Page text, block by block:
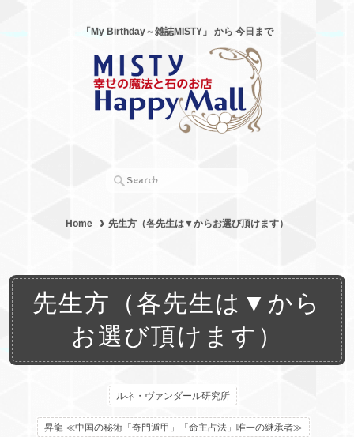
「My Birthday～雑誌MISTY」 から 今日まで
Home 先生方（各先生は▼からお選び頂けます）
先生方（各先生は▼から
お選び頂けます）
ルネ・ヴァンダール研究所
昇龍 ≪中国の秘術「奇門遁甲」「命主占法」唯一の継承者≫